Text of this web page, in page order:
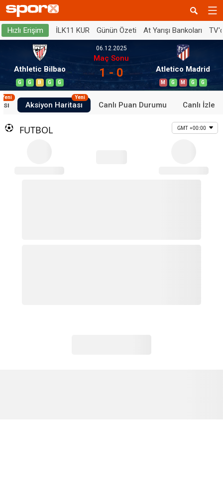
Hızlı Erişim İLK11 KUR Günün Özeti At Yarışı Bankoları
Athletic Bilbao
G G B G G
06.12.2025
Maç Sonu
1 - 0 Atletico Madrid
M G M G G
Yeni
Aksiyon Haritası
Yeni
Canlı Puan Durumu Canlı İzle
FUTBOL GMT +00:00